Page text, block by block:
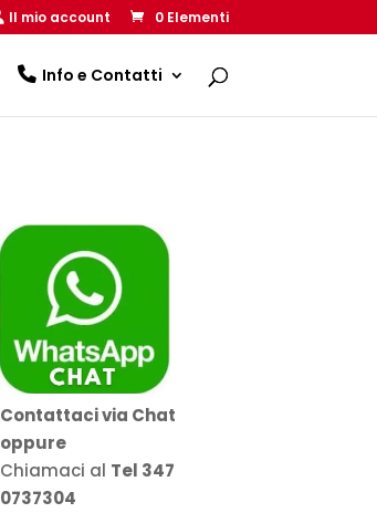
Il mio account 0 Elementi
Info e Contatti
Contattaci via Chat
oppure
Chiamaci al Tel 347
0737304